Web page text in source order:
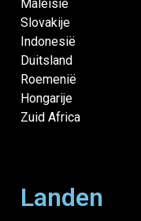
Maleisië
Slovakije
Indonesië
Duitsland
Roemenië
Hongarije
Zuid Africa
Landen